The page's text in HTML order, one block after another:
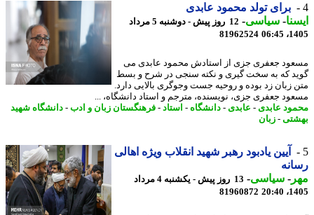
برای تولد محمود عابدی
-سیاسی-
12 روز پیش - دوشنبه 5 مرداد
81962524
جعفری جزی از استادش محمود عابدی می
که به سخت گیری و نکته سنجی در شرح و بسط
زبان زد بوده و روحیه جست وجوگری بالایی دارد.
جعفری جزی، نویسنده، مترجم و استاد دانشگاه، ...
عابدی-عابدی-دانشگاه-استاد-فرهنگستان زبان و ادب -دانشگاه شهید
-زبان
آیین یادبود رهبر شهید انقلاب ویژه اهالی
-سیاسی-
13 روز پیش - یکشنبه 4 مرداد
81960872